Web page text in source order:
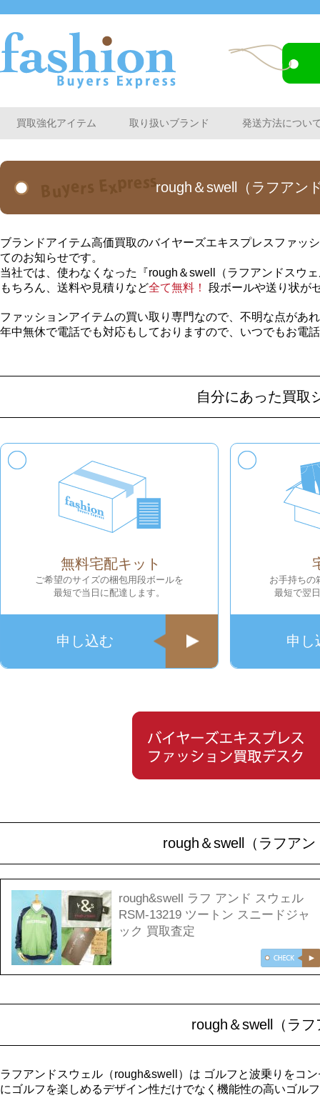
買取強化アイテム 取り扱いブランド 発送方法につい
rough＆swell（ラフアン
ブランドアイテム高価買取のバイヤーズエキスプレスファッ
てのお知らせです。
当社では、使わなくなった『rough＆swell（ラフアンドスウ
もちろん、送料や見積りなど全て無料！ 段ボールや送り状が
ファッションアイテムの買い取り専門なので、不明な点があ
年中無休で電話でも対応もしておりますので、いつでもお電
自分にあった買取
無料宅配キット
ご希望のサイズの梱包用段ボールを
最短で当日に配達します。
申し込む
お手持ちの
最短で翌
申し
rough＆swell（ラフア
rough&swell ラフ アンド スウェル
RSM-13219 ツートン スニードジャ
ック 買取査定
rough＆swell（ラ
ラフアンドスウェル（rough&swell）は ゴルフと波乗りをコ
にゴルフを楽しめるデザイン性だけでなく機能性の高いゴル